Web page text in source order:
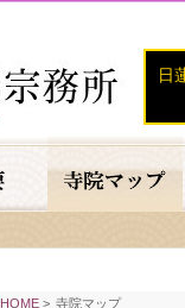
日
HOME > 寺院マップ